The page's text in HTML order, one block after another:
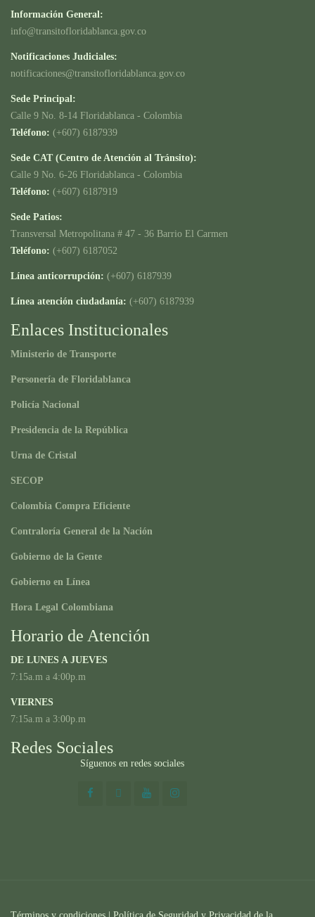
Información General:
info@transitofloridablanca.gov.co
Notificaciones Judiciales:
notificaciones@transitofloridablanca.gov.co
Sede Principal:
Calle 9 No. 8-14 Floridablanca - Colombia
Teléfono: (+607) 6187939
Sede CAT (Centro de Atención al Tránsito):
Calle 9 No. 6-26 Floridablanca - Colombia
Teléfono: (+607) 6187919
Sede Patios:
Transversal Metropolitana # 47 - 36 Barrio El Carmen
Teléfono: (+607) 6187052
Línea anticorrupción: (+607) 6187939
Línea atención ciudadanía: (+607) 6187939
Enlaces Institucionales
Ministerio de Transporte
Personería de Floridablanca
Policía Nacional
Presidencia de la República
Urna de Cristal
SECOP
Colombia Compra Eficiente
Contraloría General de la Nación
Gobierno de la Gente
Gobierno en Línea
Hora Legal Colombiana
Horario de Atención
DE LUNES A JUEVES
7:15a.m a 4:00p.m
VIERNES
7:15a.m a 3:00p.m
Redes Sociales
Síguenos en redes sociales